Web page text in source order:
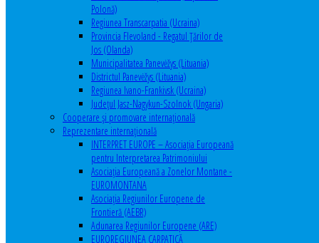
Polonă)
Regiunea Transcarpatia (Ucraina)
Provincia Flevoland - Regatul Ţărilor de
Jos (Olanda)
Municipalitatea Panevėžys (Lituania)
Districtul Panevėžys (Lituania)
Regiunea Ivano-Frankivsk (Ucraina)
Judeţul Jasz-Nagykun-Szolnok (Ungaria)
Cooperare şi promovare internaţională
Reprezentare internaţională
INTERPRET EUROPE – Asociația Europeană
pentru Interpretarea Patrimoniului
Asociația Europeană a Zonelor Montane -
EUROMONTANA
Asociația Regiunilor Europene de
Frontieră (AEBR)
Adunarea Regiunilor Europene (ARE)
EUROREGIUNEA CARPATICĂ